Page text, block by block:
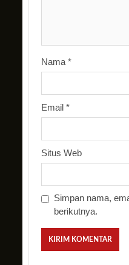
Nama *
Email *
Situs Web
Simpan nama,
berikutnya.